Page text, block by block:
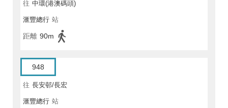
往 中環(港澳碼頭)
滙豐總行 站
距離 90m
948
往 長安邨/長宏
滙豐總行 站